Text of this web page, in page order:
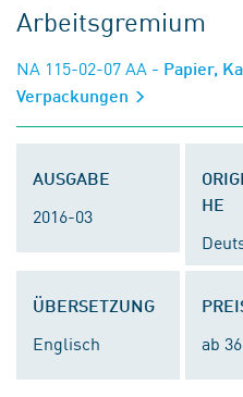
Arbeitsgremium
NA 115-02-07 AA - Papier,
Verpackungen
AUSGABE
2016-03
HE
ÜBERSETZUNG
Englisch ab